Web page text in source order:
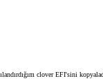
clover EFI'sini